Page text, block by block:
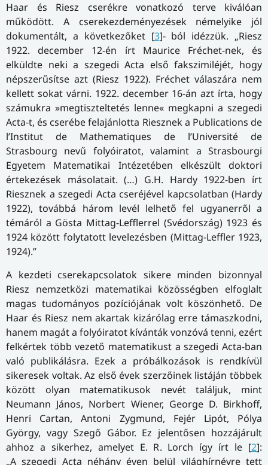
Haar és Riesz cserékre vonatkozó terve kiválóan
működött. A cserekezdeményezések némelyike jól
dokumentált, a következőket [3]- ból idézzük. „Riesz
1922. december 12-én írt Maurice Fréchet-nek, és
elküldte neki a szegedi Acta első fakszimiléjét, hogy
népszerűsítse azt (Riesz 1922). Fréchet válaszára nem
kellett sokat várni. 1922. december 16-án azt írta, hogy
számukra »megtiszteltetés lenne« megkapni a szegedi
Acta-t, és cserébe felajánlotta Riesznek a Publications de
l’Institut de Mathematiques de l’Université de
Strasbourg nevű folyóiratot, valamint a Strasbourgi
Egyetem Matematikai Intézetében elkészült doktori
értekezések másolatait. (…) G.H. Hardy 1922-ben írt
Riesznek a szegedi Acta cseréjével kapcsolatban (Hardy
1922), továbbá három levél lelhető fel ugyanerről a
témáról a Gösta Mittag-Lefflerrel (Svédország) 1923 és
1924 között folytatott levelezésben (Mittag-Leffler 1923,
1924).”
A kezdeti cserekapcsolatok sikere minden bizonnyal
Riesz nemzetközi matematikai közösségben elfoglalt
magas tudományos pozíciójának volt köszönhető. De
Haar és Riesz nem akartak kizárólag erre támaszkodni,
hanem magát a folyóiratot kívánták vonzóvá tenni, ezért
felkértek több vezető matematikust a szegedi Acta-ban
való publikálásra. Ezek a próbálkozások is rendkívül
sikeresek voltak. Az első évek szerzőinek listáján többek
között olyan matematikusok nevét találjuk, mint
Neumann János, Norbert Wiener, George D. Birkhoff,
Henri Cartan, Antoni Zygmund, Fejér Lipót, Pólya
György, vagy Szegő Gábor. Ez jelentősen hozzájárult
ahhoz a sikerhez, amelyet E. R. Lorch így írt le [2]:
„A szegedi Acta néhány éven belül világhírnévre tett